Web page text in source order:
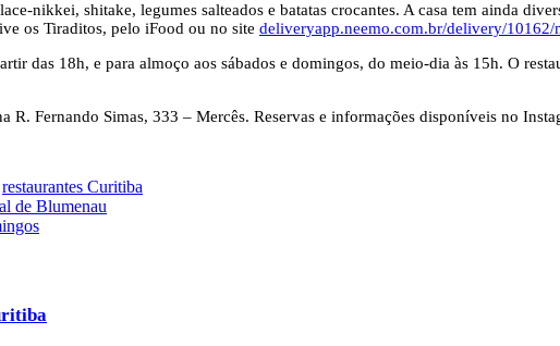
nikkei, shitake, legumes salteados e batatas crocantes. A casa tem ainda
os Tiraditos, pelo iFood ou no site deliveryapp.neemo.com.br/delivery/10162/
das 18h, e para almoço aos sábados e domingos, do meio-dia às 15h. O
R. Fernando Simas, 333 – Mercês. Reservas e informações disponíveis no
restaurantes Curitiba
de Blumenau